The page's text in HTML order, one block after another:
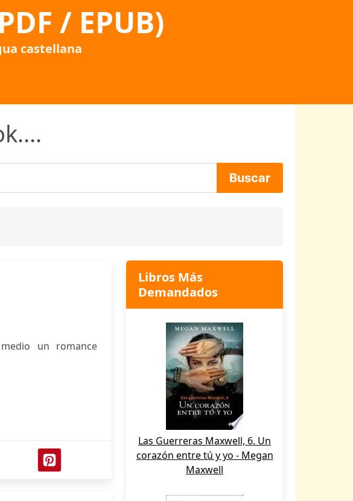
/ EPUB)
castellana
un romance
Libros Más
Demandados
Las Guerreras Maxwell, 6. Un
corazón entre tú y yo - Megan
Maxwell